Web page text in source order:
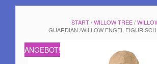
START/WILLOW TREE/
GUARDIAN /WILLOW ENGEL FIGUR
ANGEBOT!